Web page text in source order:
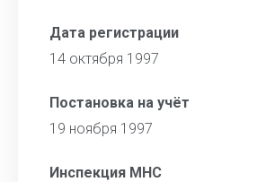
Дата регистрации
14 октября 1997
Постановка на учёт
19 ноября 1997
Инспекция МНС